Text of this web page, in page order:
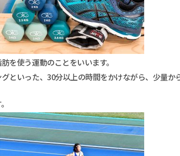
を使う運動のことをいいます。
といった、30分以上の時間をかけながら、少量